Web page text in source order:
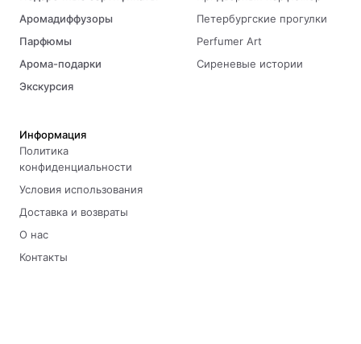
Аромадиффузоры
Парфюмы
Арома-подарки
Экскурсия
Петербургские прогулки
Perfumer Art
Сиреневые истории
Информация
Политика
конфиденциальности
Условия использования
Доставка и возвраты
О нас
Контакты